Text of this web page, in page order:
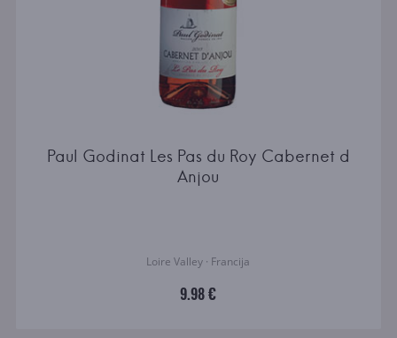
Paul Godinat Les Pas du Roy Cabernet d
Anjou
Loire Valley · Francija
9.98 €